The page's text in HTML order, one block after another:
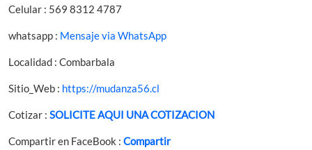
Celular : 569 8312 4787
whatsapp : Mensaje via WhatsApp
Localidad : Combarbala
Sitio_Web : https://mudanza56.cl
Cotizar : SOLICITE AQUI UNA COTIZACION
Compartir en FaceBook : Compartir